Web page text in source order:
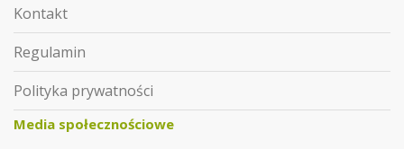
Kontakt
Regulamin
Polityka prywatności
Media społecznościowe